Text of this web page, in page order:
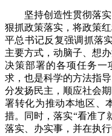
坚持创造性贯彻落实
狠抓政策落实，将政策
平总书记反复强调抓落
主要方式，动脑子、想
决策部署的各项任务一
求，也是科学的方法指
分发扬民主，顺应社会
署转化为推动本地区、
措。同时，落实“看准了
落实、办实事，并在执